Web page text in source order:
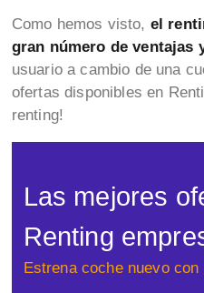
Como hemos visto, el
gran número de ventajas
usuario a cambio de una
ofertas disponibles en
renting!
Las mejores
Renting
Estrena coche nuevo